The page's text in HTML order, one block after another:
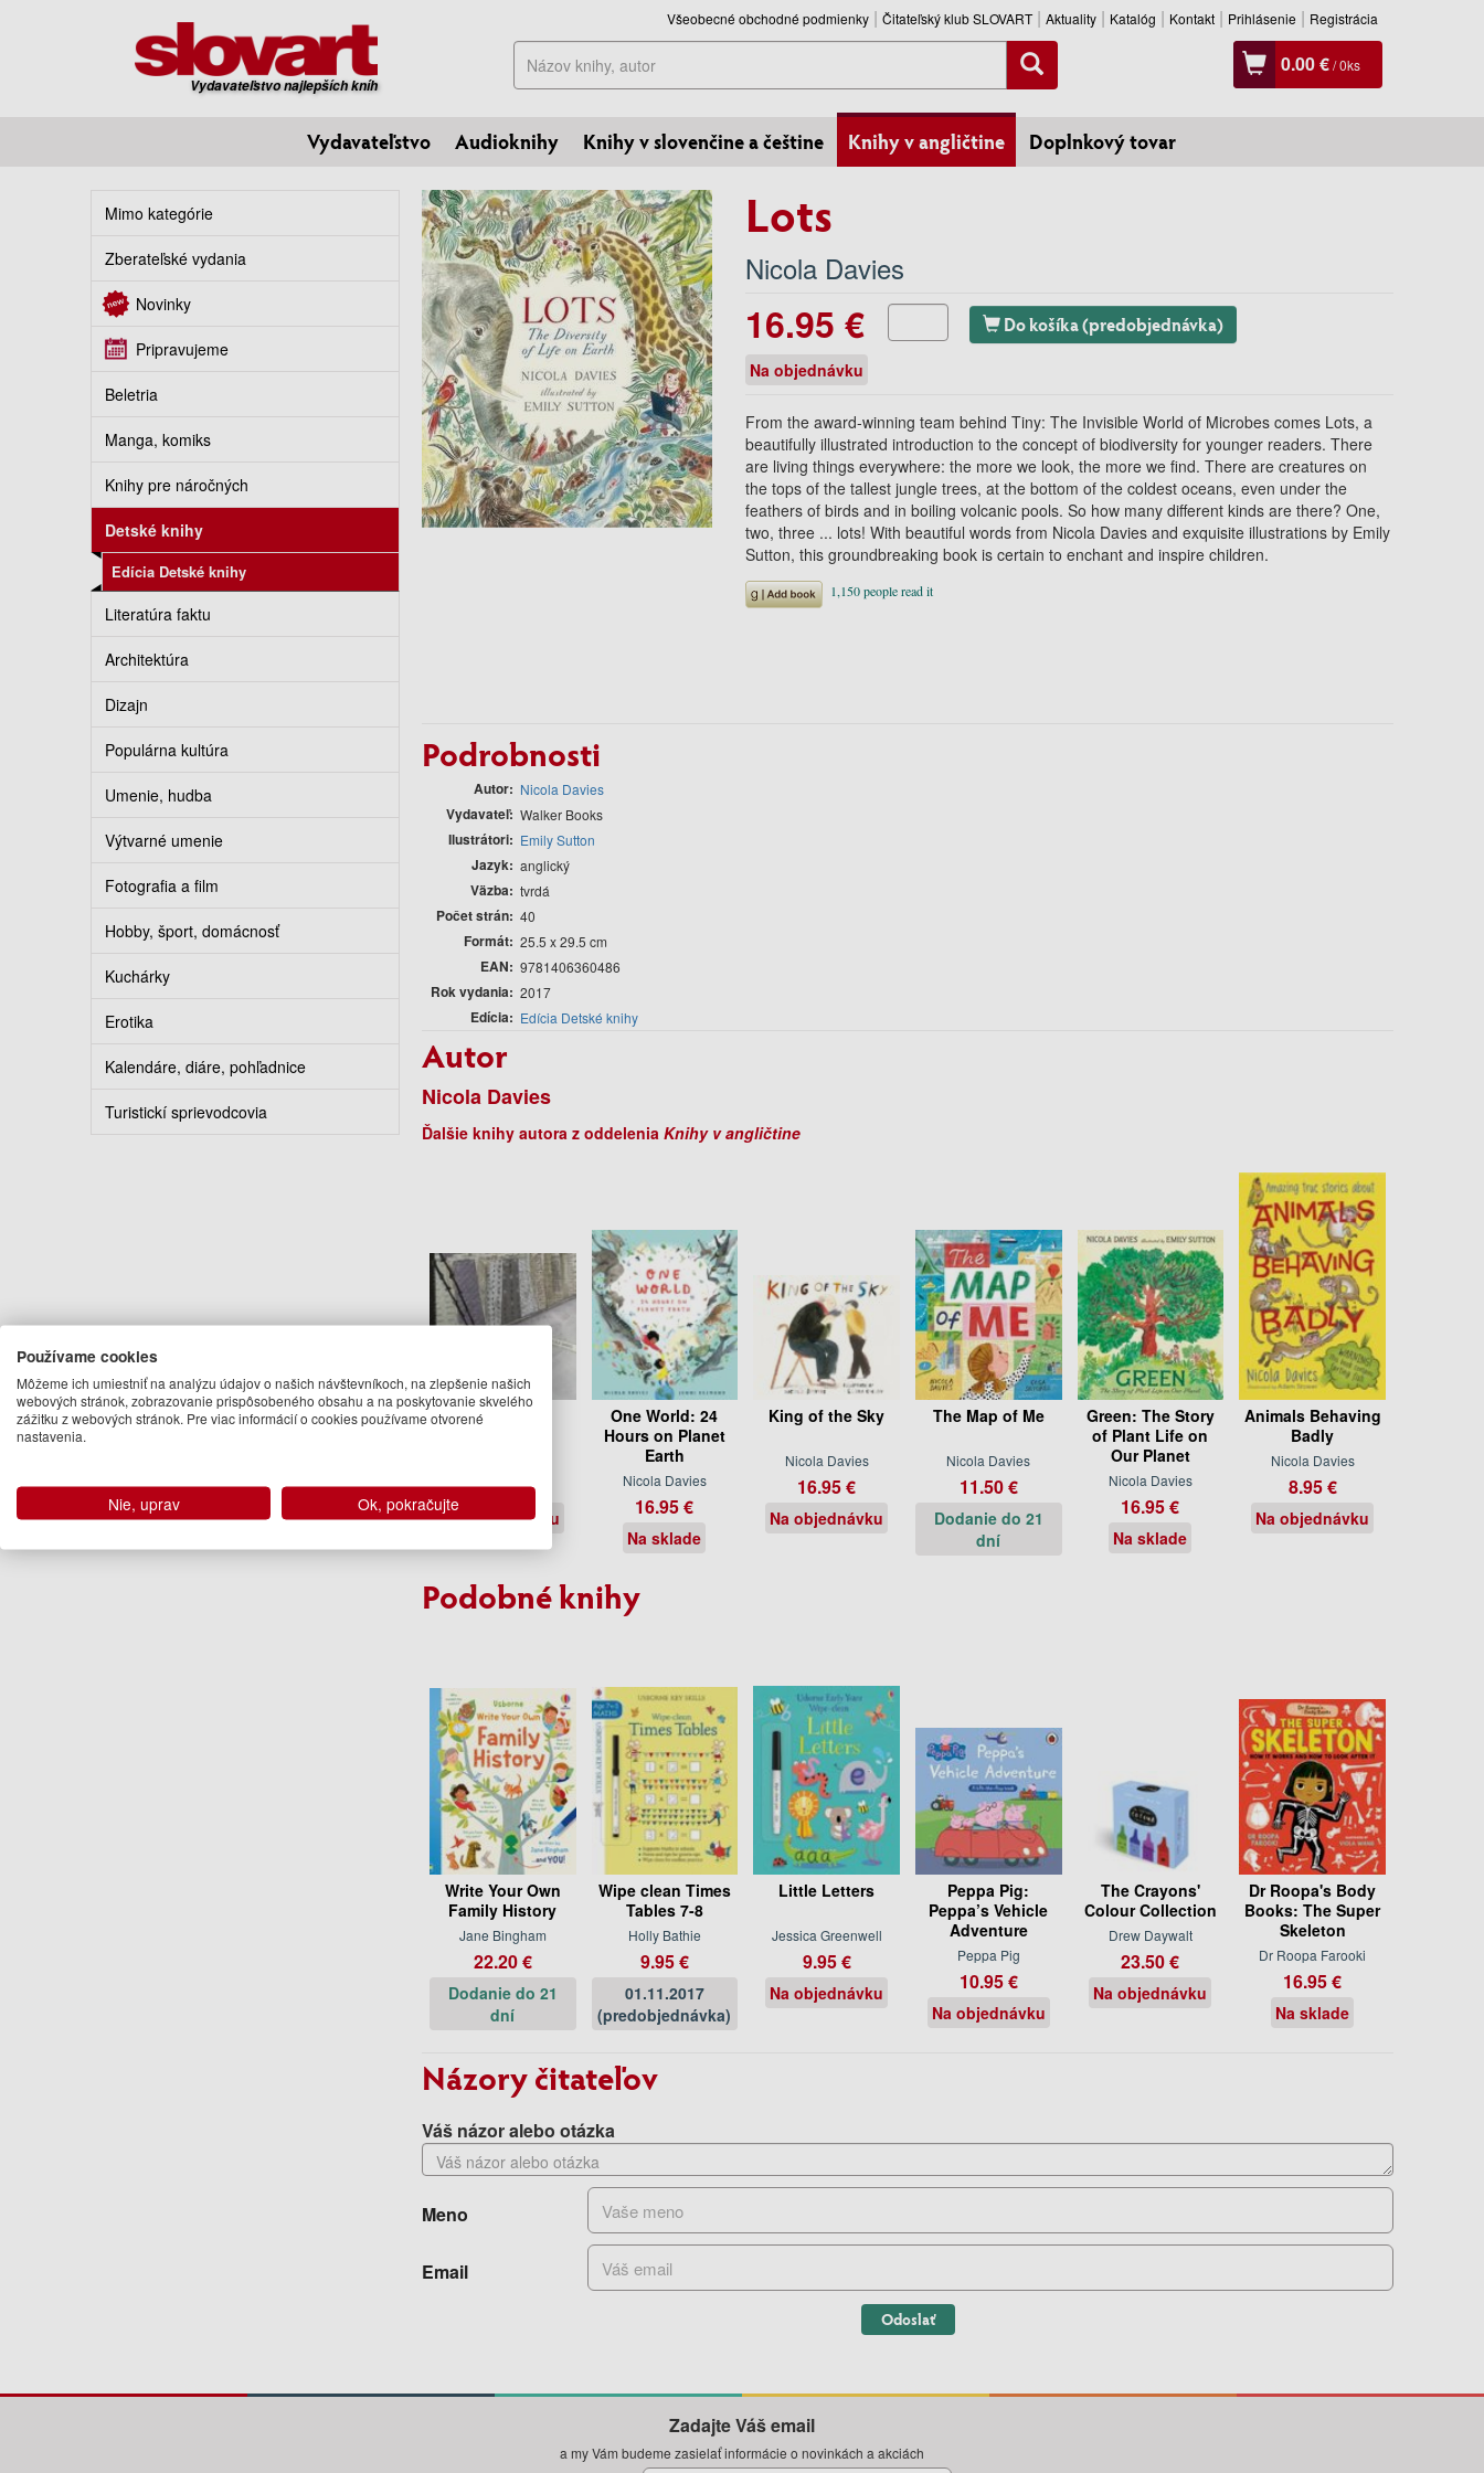
Vydavateľstvo najlepších kníh
Všeobecné obchodné podmienky Čitateľský klub SLOVART Aktuality Katalóg Kontakt Prihlásenie Registrácia
Hľadať 0.00 €/0ks
Vydavateľstvo Audioknihy Knihy v slovenčine a češtine Knihy v angličtine Doplnkový tovar
Mimo kategórie
Zberateľské vydania
Novinky
Pripravujeme
Beletria
Manga, komiks
Knihy pre náročných
Detské knihy
Edícia Detské knihy
Literatúra faktu
Architektúra
Dizajn
Populárna kultúra
Umenie, hudba
Výtvarné umenie
Fotografia a film
Hobby, šport, domácnosť
Kuchárky
Erotika
Kalendáre, diáre, pohľadnice
Turistickí sprievodcovia
Lots
Nicola Davies
16.95 € Do košíka (predobjednávka)
Na objednávku
From the award-winning team behind Tiny: The Invisible World of Microbes comes Lots, a
beautifully illustrated introduction to the concept of biodiversity for younger readers. There
are living things everywhere: the more we look, the more we find. There are creatures on
the tops of the tallest jungle trees, at the bottom of the coldest oceans, even under the
feathers of birds and in boiling volcanic pools. So how many different kinds are there? One,
two, three ... lots! With beautiful words from Nicola Davies and exquisite illustrations by Emily
Sutton, this groundbreaking book is certain to enchant and inspire children.
Podrobnosti
Autor Nicola Davies
Vydavateľ Walker Books
Ilustrátori Emily Sutton
Jazyk anglický
Väzba tvrdá
Počet strán 40
Formát 25.5 x 29.5 cm
EAN 9781406360486
Rok vydania 2017
Edícia Edícia Detské knihy
Autor
Nicola Davies
Ďalšie knihy autora z oddelenia Knihy v angličtine
11.50 €
Na objednávku
One World: 24
Hours on Planet
Earth
Nicola Davies
16.95 €
Na sklade
King of the Sky
Nicola Davies
16.95 €
Na objednávku
The Map of Me
Nicola Davies
11.50 €
Dodanie do 21
dní
Green: The Story
of Plant Life on
Our Planet
Nicola Davies
16.95 €
Na sklade
Animals Behaving
Badly
Nicola Davies
8.95 €
Na objednávku
Podobné knihy
Write Your Own
Family History
Jane Bingham
22.20 €
Dodanie do 21
dní
Wipe clean Times
Tables 7-8
Holly Bathie
9.95 €
01.11.2017
(predobjednávka)
Little Letters
Jessica Greenwell
9.95 €
Na objednávku
Peppa Pig:
Peppa’s Vehicle
Adventure
Peppa Pig
10.95 €
Na objednávku
The Crayons'
Colour Collection
Drew Daywalt
23.50 €
Na objednávku
Dr Roopa's Body
Books: The Super
Skeleton
Dr Roopa Farooki
16.95 €
Na sklade
Názory čitateľov
Váš názor alebo otázka
Meno
Email
Odoslať
Zadajte Váš email
a my Vám budeme zasielať informácie o novinkách a akciách
Používame cookies
Môžeme ich umiestniť na analýzu údajov o našich návštevníkoch, na zlepšenie našich
webových stránok, zobrazovanie prispôsobeného obsahu a na poskytovanie skvelého
zážitku z webových stránok. Pre viac informácií o cookies používame otvorené
nastavenia.
Nie, uprav Ok, pokračujte